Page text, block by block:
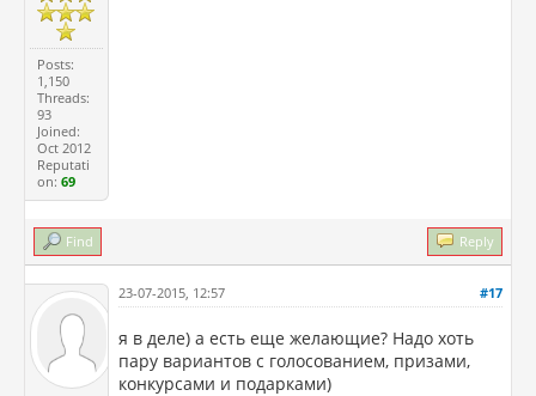
Posts:
1,150
Threads:
93
Joined:
Oct 2012
Reputati
on:69
Find Reply
#17
23-07-2015, 12:57
я в деле) а есть еще желающие? Надо хоть
пару вариантов с голосованием, призами,
конкурсами и подарками)